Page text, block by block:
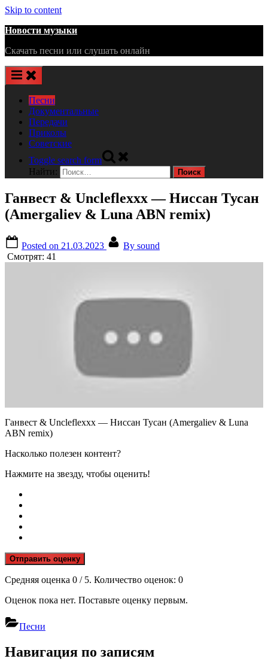
Skip to content
Новости музыки
Скачать песни или слушать онлайн
Песни
Документальные
Передачи
Приколы
Советские
Toggle search form
Найти:
Ганвест & Uncleflexxx — Ниссан Тусан
(Amergaliev & Luna ABN remix)
Posted on 21.03.2023 By sound
Смотрят: 41
Ганвест & Uncleflexxx — Ниссан Тусан (Amergaliev & Luna
ABN remix)
Насколько полезен контент?
Нажмите на звезду, чтобы оценить!
Отправить оценку
Средняя оценка 0 / 5. Количество оценок: 0
Оценок пока нет. Поставьте оценку первым.
Песни
Навигация по записям